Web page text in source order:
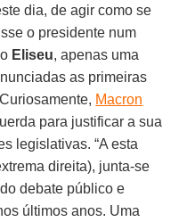
dia, de agir como se
o presidente num
Eliseu, apenas uma
as primeiras
Macron
para justificar a sua
legislativas. “A esta
direita), junta-se
debate público e
últimos anos. Uma